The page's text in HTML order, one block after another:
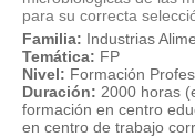
para su correcta
Familia: Industrias
Temática: FP
Nivel: Formación
Duración: 2000 horas
formación en centro
en centro de trabajo